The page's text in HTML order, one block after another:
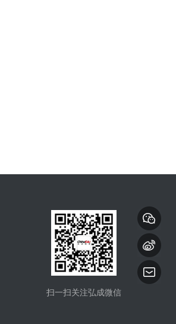
扫一扫关注弘成微信